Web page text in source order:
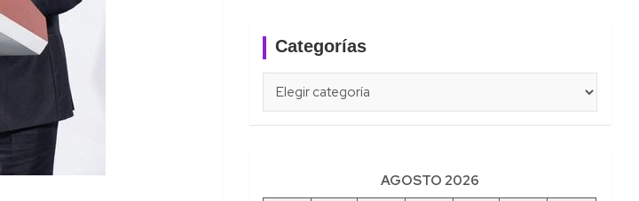
Categorías
AGOSTO 2026